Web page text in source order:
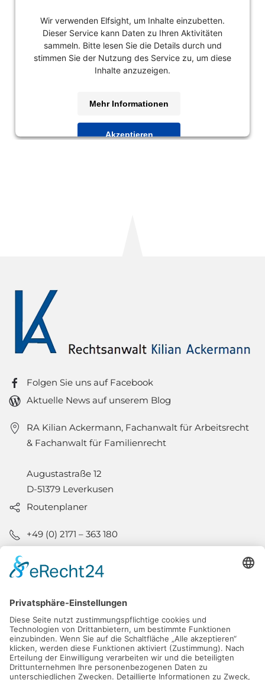
Wir verwenden Elfsight, um Inhalte einzubetten.
Dieser Service kann Daten zu Ihren Aktivitäten
sammeln. Bitte lesen Sie die Details durch und
stimmen Sie der Nutzung des Service zu, um diese
Inhalte anzuzeigen.
Mehr Informationen
Akzeptieren
Folgen Sie uns auf Facebook
Aktuelle News auf unserem Blog
RA Kilian Ackermann, Fachanwalt für Arbeitsrecht
& Fachanwalt für Familienrecht
Augustastraße 12
D-51379 Leverkusen
Routenplaner
+49 (0) 2171 – 363 180
info@rechtsanwalt-ackermann.de
Mo, Di & Do: 9-18 Uhr
Mi & Fr: 9-13 Uhr
Kontakt
Datenschutz